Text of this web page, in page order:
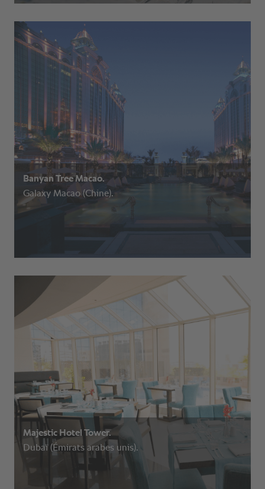
Banyan Tree Macao.
Galaxy Macao (Chine).
Majestic Hotel Tower.
Dubaï (Émirats arabes unis).